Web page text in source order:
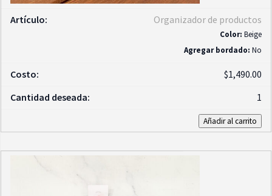
Organizador de productos
Color: Beige
Agregar bordado: No
$1,490.00
1
Añadir al carrito